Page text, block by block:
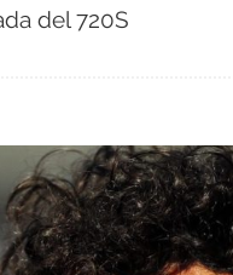
del 720S